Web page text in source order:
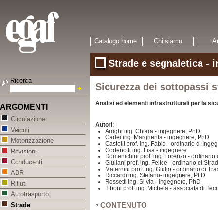
Catalogo home Chi siamo
Strade e segnaletica -
Sicurezza dei sottopassi
Analisi ed elementi infrastrutturali per la
Autori:
Arrighi ing. Chiara - ingegnere, PhD
Cadei ing. Margherita - ingegnere, PhD
Castelli prof. ing. Fabio - ordinario di
Codenotti ing. Lisa - ingegnere
Domenichini prof. ing. Lorenzo - ordinario
Giuliani prof. ing. Felice - ordinario di
Maternini prof. ing. Giulio - ordinario di
Riccardi ing. Stefano- ingegnere, PhD
Rossetti ing. Silvia - ingegnere, PhD
Tiboni prof. ing. Michela - associata di
CONTENUTO
Ricerca
ARGOMENTI
Circolazione
Veicoli
Motorizzazione
Revisioni
Conducenti
ADR
Rifiuti
Autotrasporto
Strade